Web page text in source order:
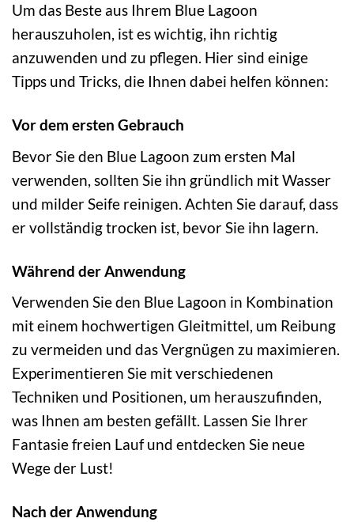
Um das Beste aus Ihrem Blue Lagoon
herauszuholen, ist es wichtig, ihn richtig
anzuwenden und zu pflegen. Hier sind einige
Tipps und Tricks, die Ihnen dabei helfen können:
Vor dem ersten Gebrauch
Bevor Sie den Blue Lagoon zum ersten Mal
verwenden, sollten Sie ihn gründlich mit Wasser
und milder Seife reinigen. Achten Sie darauf, dass
er vollständig trocken ist, bevor Sie ihn lagern.
Während der Anwendung
Verwenden Sie den Blue Lagoon in Kombination
mit einem hochwertigen Gleitmittel, um Reibung
zu vermeiden und das Vergnügen zu maximieren.
Experimentieren Sie mit verschiedenen
Techniken und Positionen, um herauszufinden,
was Ihnen am besten gefällt. Lassen Sie Ihrer
Fantasie freien Lauf und entdecken Sie neue
Wege der Lust!
Nach der Anwendung